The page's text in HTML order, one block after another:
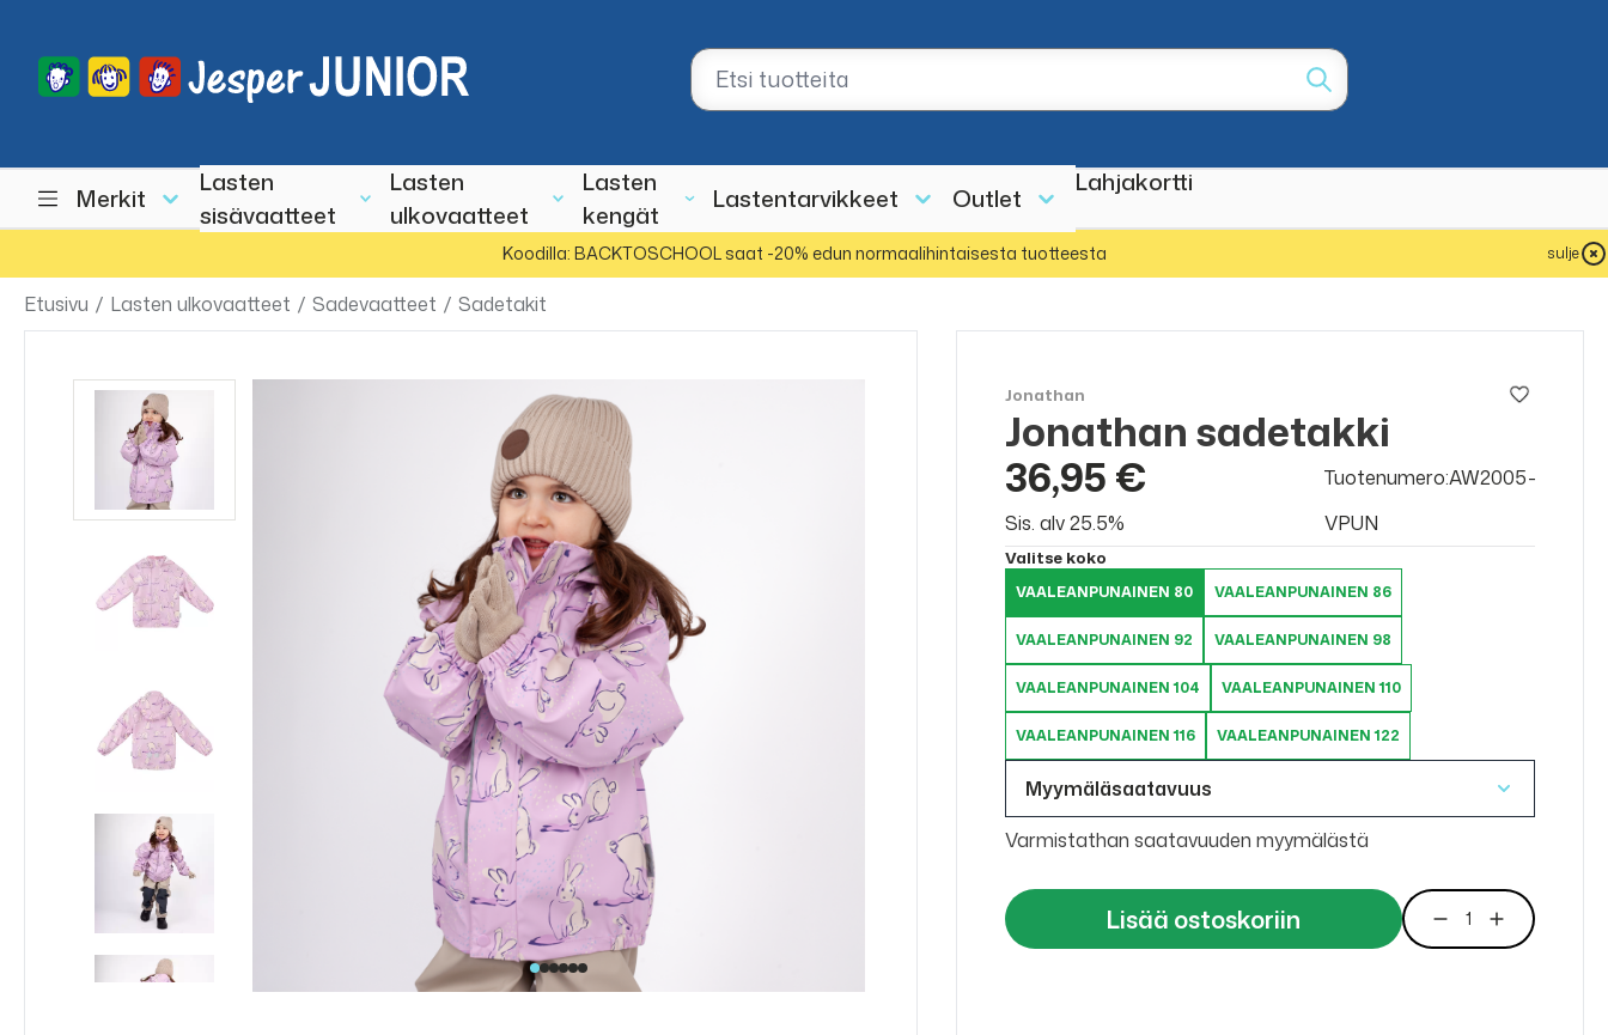
Merkit
Lasten
sisävaatteet
Lasten
ulkovaatteet
Lasten
kengät
Lastentarvikkeet Outlet
Lahjakortti
Koodilla: BACKTOSCHOOL saat -20% edun normaalihintaisesta tuotteesta sulje
Etusivu / Lasten ulkovaatteet / Sadevaatteet / Sadetakit
Jonathan
Jonathan sadetakki
36,95 €
Sis. alv 25.5%
Tuotenumero:AW2005-
VPUN
Valitse koko
VAALEANPUNAINEN 80 VAALEANPUNAINEN 86
VAALEANPUNAINEN 92 VAALEANPUNAINEN 98
VAALEANPUNAINEN 104 VAALEANPUNAINEN 110
VAALEANPUNAINEN 116 VAALEANPUNAINEN 122
Myymäläsaatavuus
Varmistathan saatavuuden myymälästä
Lisää ostoskoriin